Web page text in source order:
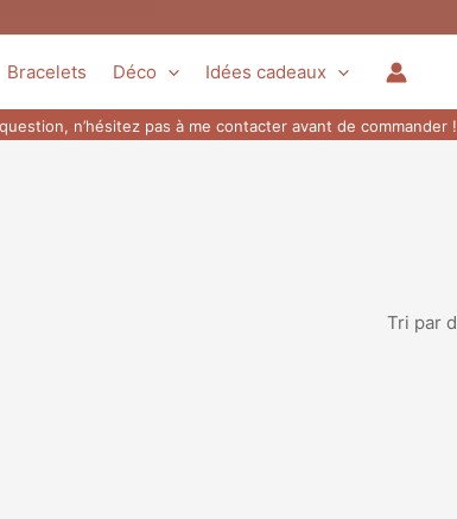
Bracelets Déco Idées cadeaux
n’hésitez pas à me contacter avant de commander !